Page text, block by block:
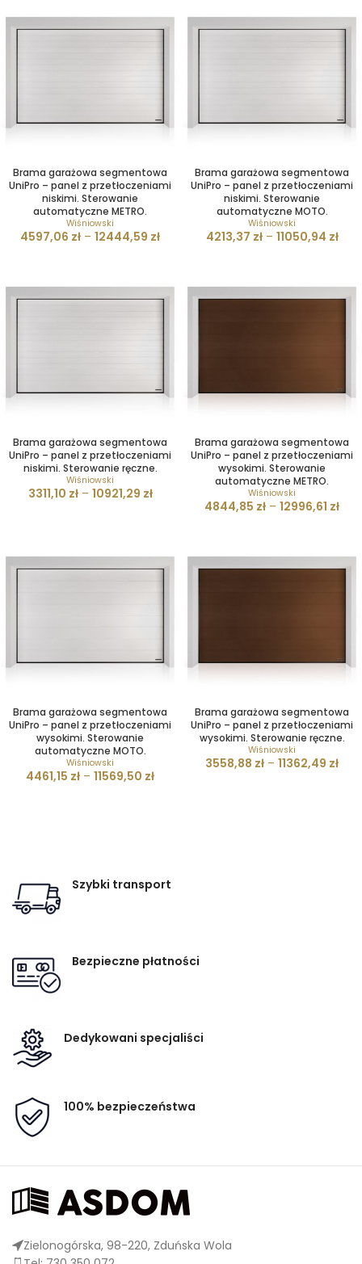
Brama garażowa segmentowa
UniPro – panel z przetłoczeniami
niskimi. Sterowanie
automatyczne METRO.
Wiśniowski
4597,06 zł – 12444,59 zł
Brama garażowa segmentowa
UniPro – panel z przetłoczeniami
niskimi. Sterowanie
automatyczne MOTO.
Wiśniowski
4213,37 zł– 11050,94 zł
Brama garażowa segmentowa
UniPro – panel z przetłoczeniami
niskimi. Sterowanie ręczne.
Wiśniowski
3311,10 zł– 10921,29 zł
Brama garażowa segmentowa
UniPro – panel z przetłoczeniami
wysokimi. Sterowanie
automatyczne METRO.
Wiśniowski
4844,85 zł – 12996,61 zł
Brama garażowa segmentowa
UniPro – panel z przetłoczeniami
wysokimi. Sterowanie
automatyczne MOTO.
Wiśniowski
4461,15 zł – 11569,50 zł
Brama garażowa segmentowa
UniPro – panel z przetłoczeniami
wysokimi. Sterowanie ręczne.
Wiśniowski
3558,88 zł – 11362,49 zł
Szybki transport
Bezpieczne płatności
Dedykowani specjaliści
100% bezpieczeństwa
Zielonogórska, 98-220, Zduńska Wola